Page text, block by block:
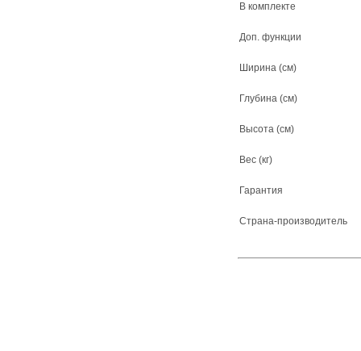
В комплекте
Доп. функции
Ширина (см)
Глубина (см)
Высота (см)
Вес (кг)
Гарантия
Страна-производитель